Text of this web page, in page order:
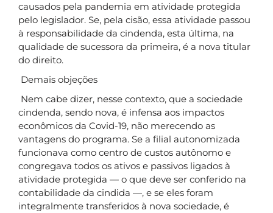
causados pela pandemia em atividade protegida
pelo legislador. Se, pela cisão, essa atividade passou
à responsabilidade da cindenda, esta última, na
qualidade de sucessora da primeira, é a nova titular
do direito.
Demais objeções
Nem cabe dizer, nesse contexto, que a sociedade
cindenda, sendo nova, é infensa aos impactos
econômicos da Covid-19, não merecendo as
vantagens do programa. Se a filial autonomizada
funcionava como centro de custos autônomo e
congregava todos os ativos e passivos ligados à
atividade protegida — o que deve ser conferido na
contabilidade da cindida —, e se eles foram
integralmente transferidos à nova sociedade, é